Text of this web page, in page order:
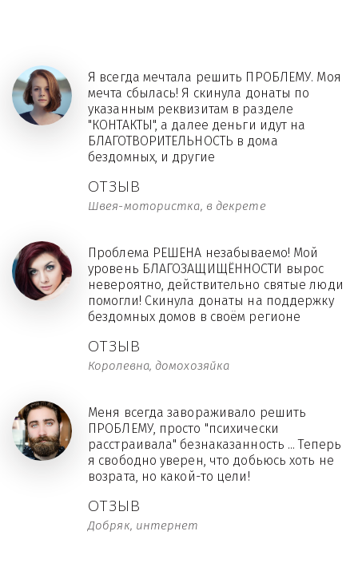
ОТЗЫВ
Швея-мотористка, в декрете
Я всегда мечтала решить ПРОБЛЕМУ. Моя
мечта сбылась! Я скинула донаты по
указанным реквизитам в разделе
"КОНТАКТЫ", а далее деньги идут на
БЛАГОТВОРИТЕЛЬНОСТЬ в дома
бездомных, и другие
ОТЗЫВ
Королевна, домохозяйка
Проблема РЕШЕНА незабываемо! Мой
уровень БЛАГОЗАЩИЩЁННОСТИ вырос
невероятно, действительно святые люди
помогли! Скинула донаты на поддержку
бездомных домов в своём регионе
ОТЗЫВ
Добряк, интернет
Меня всегда завораживало решить
ПРОБЛЕМУ, просто "психически
расстраивала" безнаказанность ... Теперь
я свободно уверен, что добьюсь хоть не
возрата, но какой-то цели!